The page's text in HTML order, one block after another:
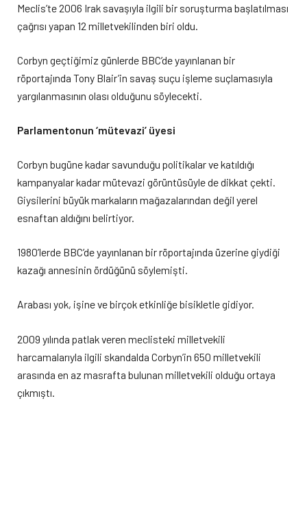
Meclis’te 2006 Irak savaşıyla ilgili bir soruşturma başlatılması
çağrısı yapan 12 milletvekilinden biri oldu.
Corbyn geçtiğimiz günlerde BBC’de yayınlanan bir
röportajında Tony Blair’in savaş suçu işleme suçlamasıyla
yargılanmasının olası olduğunu söylecekti.
Parlamentonun ‘mütevazi’ üyesi
Corbyn bugüne kadar savunduğu politikalar ve katıldığı
kampanyalar kadar mütevazi görüntüsüyle de dikkat çekti.
Giysilerini büyük markaların mağazalarından değil yerel
esnaftan aldığını belirtiyor.
1980’lerde BBC’de yayınlanan bir röportajında üzerine giydiği
kazağı annesinin ördüğünü söylemişti.
Arabası yok, işine ve birçok etkinliğe bisikletle gidiyor.
2009 yılında patlak veren meclisteki milletvekili
harcamalarıyla ilgili skandalda Corbyn’in 650 milletvekili
arasında en az masrafta bulunan milletvekili olduğu ortaya
çıkmıştı.